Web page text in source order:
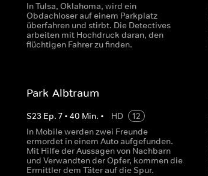
In Tulsa, Oklahoma, wird ein
Obdachloser auf einem Parkplatz
überfahren und stirbt. Die Detectives
arbeiten mit Hochdruck daran, den
flüchtigen Fahrer zu finden.
Park-Albtraum
S23 Ep. 7• 40 Min. • HD
12
In Mobile werden zwei Freunde
ermordet in einem Auto aufgefunden.
Mit Hilfe der Aussagen von Nachbarn
und Verwandten der Opfer, kommen die
Ermittler dem Täter auf die Spur.